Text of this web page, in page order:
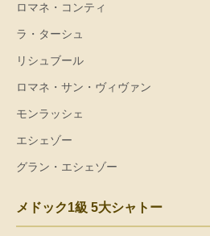
ロマネ・コンティ
ラ・ターシュ
リシュブール
ロマネ・サン・ヴィヴァン
モンラッシェ
エシェゾー
グラン・エシェゾー
メドック1級 5大シャトー